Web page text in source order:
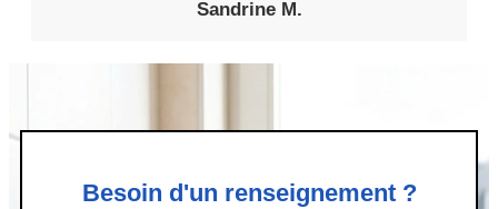
Sandrine M.
Besoin d'un renseignement ?